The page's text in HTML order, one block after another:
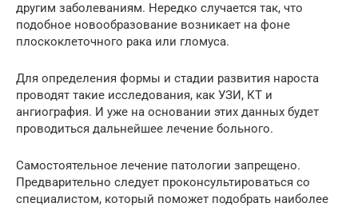
другим заболеваниям. Нередко случается так, что
подобное новообразование возникает на фоне
плоскоклеточного рака или гломуса.
Для определения формы и стадии развития нароста
проводят такие исследования, как УЗИ, КТ и
ангиография. И уже на основании этих данных будет
проводиться дальнейшее лечение больного.
Самостоятельное лечение патологии запрещено.
Предварительно следует проконсультироваться со
специалистом, который поможет подобрать наиболее